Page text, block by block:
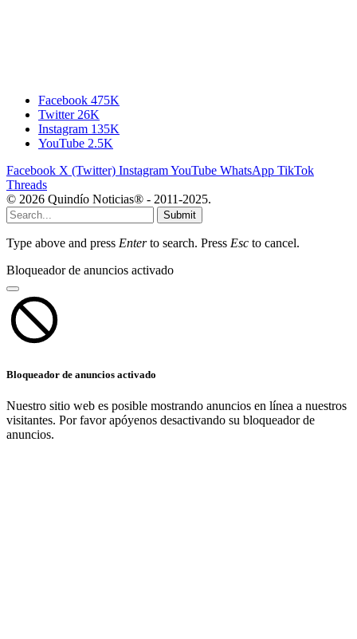
Facebook 475K
Twitter 26K
Instagram 135K
YouTube 2.5K
Facebook X (Twitter) InstagramYouTube WhatsApp TikTok
Threads
© 2026 Quindío Noticias® - 2011-2025.
Submit
Type above and press Enterto search. Press Esc to cancel.
Bloqueador de anuncios activado
Bloqueador de anuncios activado
Nuestro sitio web es posible mostrando anuncios en línea a nuestros
visitantes. Por favor apóyenos desactivando su bloqueador de
anuncios.